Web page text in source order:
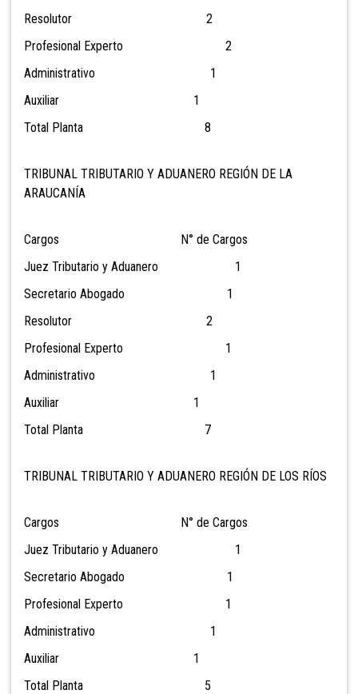
Resolutor 2
Profesional Experto 2
Administrativo 1
Auxiliar 1
Total Planta 8
TRIBUNAL TRIBUTARIO Y ADUANERO REGIÓN DE LA
ARAUCANÍA
Cargos N° de Cargos
Juez Tributario y Aduanero 1
Secretario Abogado 1
Resolutor 2
Profesional Experto 1
Administrativo 1
Auxiliar 1
Total Planta 7
TRIBUNAL TRIBUTARIO Y ADUANERO REGIÓN DE LOS RÍOS
Cargos N° de Cargos
Juez Tributario y Aduanero 1
Secretario Abogado 1
Profesional Experto 1
Administrativo 1
Auxiliar 1
Total Planta 5